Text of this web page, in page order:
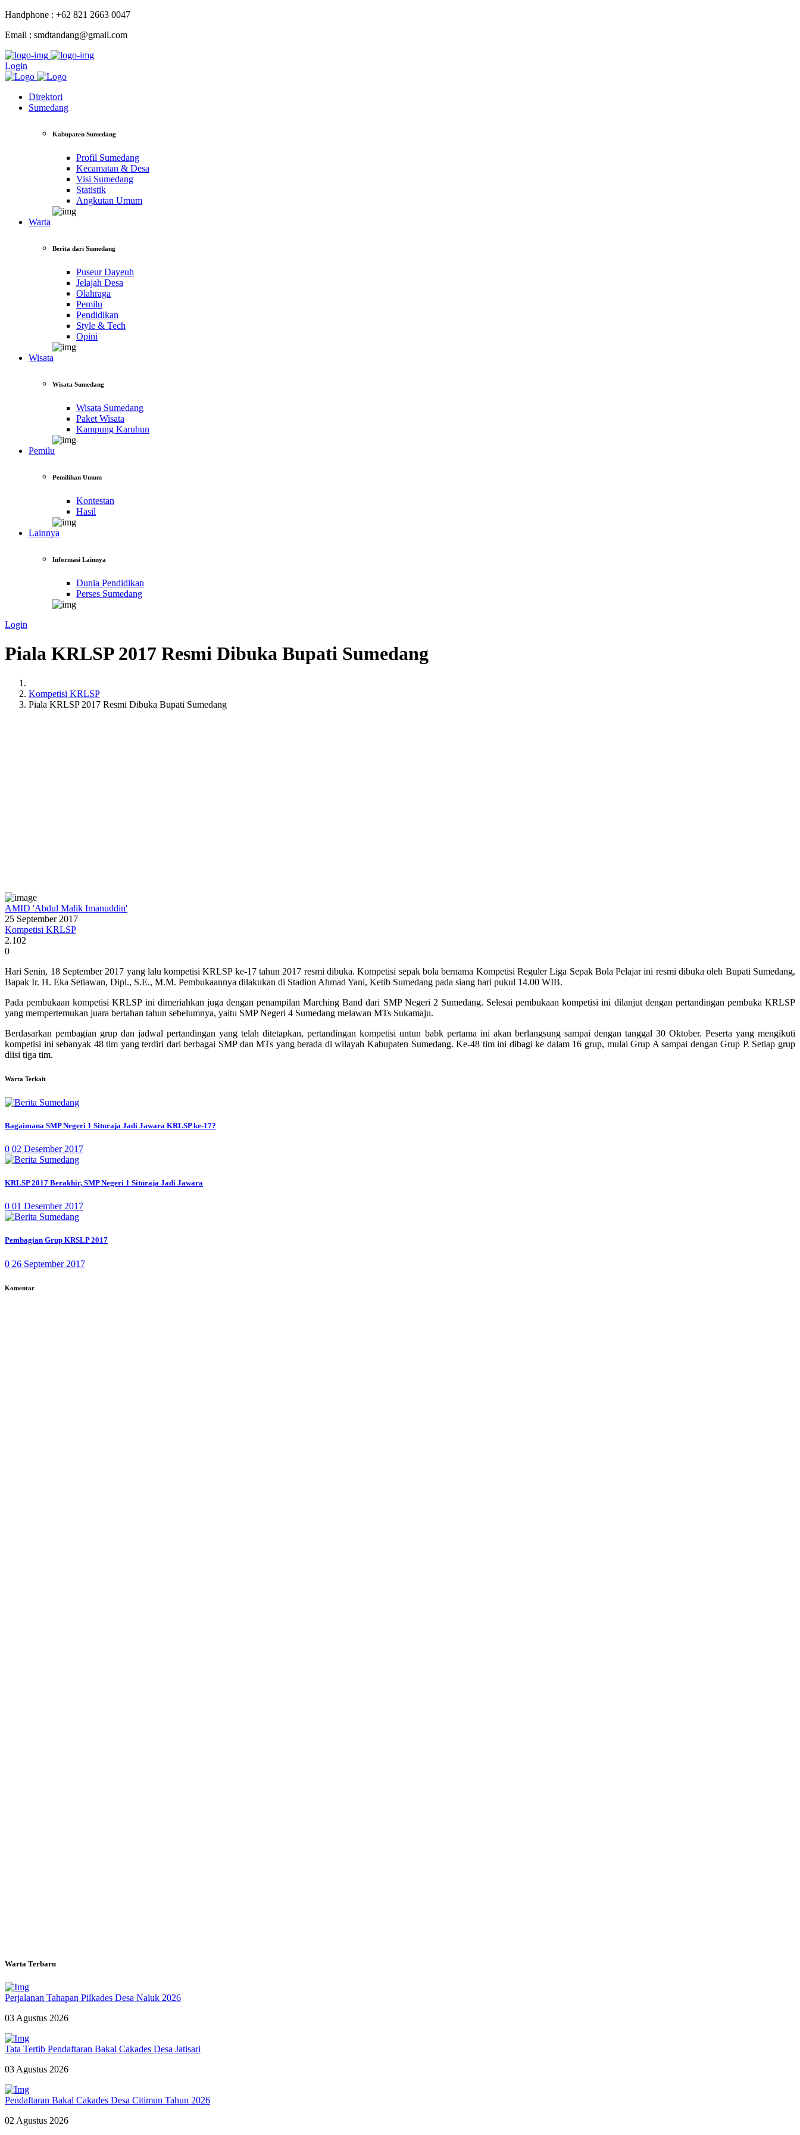
Handphone : +62 821 2663 0047
Email : smdtandang@gmail.com
Login
Direktori
Sumedang
Kabupaten Sumedang
Profil Sumedang
Kecamatan & Desa
Visi Sumedang
Statistik
Angkutan Umum
Warta
Berita dari Sumedang
Puseur Dayeuh
Jelajah Desa
Olahraga
Pemilu
Pendidikan
Style & Tech
Opini
Wisata
Wisata Sumedang
Wisata Sumedang
Paket Wisata
Kampung Karuhun
Pemilu
Pemilihan Umum
Kontestan
Hasil
Lainnya
Informasi Lainnya
Dunia Pendidikan
Perses Sumedang
Login
Piala KRLSP 2017 Resmi Dibuka Bupati Sumedang
Kompetisi KRLSP
Piala KRLSP 2017 Resmi Dibuka Bupati Sumedang
AMID 'Abdul Malik Imanuddin'
25 September 2017
Kompetisi KRLSP
2.102
0
Hari Senin, 18 September 2017 yang lalu kompetisi KRLSP ke-17 tahun 2017 resmi dibuka. Kompetisi sepak bola bernama Kompetisi Reguler Liga Sepak Bola Pelajar ini resmi dibuka oleh Bupati Sumedang,
Bapak Ir. H. Eka Setiawan, Dipl., S.E., M.M. Pembukaannya dilakukan di Stadion Ahmad Yani, Ketib Sumedang pada siang hari pukul 14.00 WIB.
Pada pembukaan kompetisi KRLSP ini dimeriahkan juga dengan penampilan Marching Band dari SMP Negeri 2 Sumedang. Selesai pembukaan kompetisi ini dilanjut dengan pertandingan pembuka KRLSP
yang mempertemukan juara bertahan tahun sebelumnya, yaitu SMP Negeri 4 Sumedang melawan MTs Sukamaju.
Berdasarkan pembagian grup dan jadwal pertandingan yang telah ditetapkan, pertandingan kompetisi untun babk pertama ini akan berlangsung sampai dengan tanggal 30 Oktober. Peserta yang mengikuti
kompetisi ini sebanyak 48 tim yang terdiri dari berbagai SMP dan MTs yang berada di wilayah Kabupaten Sumedang. Ke-48 tim ini dibagi ke dalam 16 grup, mulai Grup A sampai dengan Grup P. Setiap grup
diisi tiga tim.
Warta Terkait
Bagaimana SMP Negeri 1 Situraja Jadi Jawara KRLSP ke-17?
0 02 Desember 2017
KRLSP 2017 Berakhir, SMP Negeri 1 Situraja Jadi Jawara
0 01 Desember 2017
Pembagian Grup KRSLP 2017
0 26 September 2017
Komentar
Warta Terbaru
Perjalanan Tahapan Pilkades Desa Naluk 2026
03 Agustus 2026
Tata Tertib Pendaftaran Bakal Cakades Desa Jatisari
03 Agustus 2026
Pendaftaran Bakal Cakades Desa Citimun Tahun 2026
02 Agustus 2026